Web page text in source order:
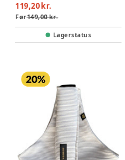
119,20 kr.
Før149,00 kr.
Lagerstatus